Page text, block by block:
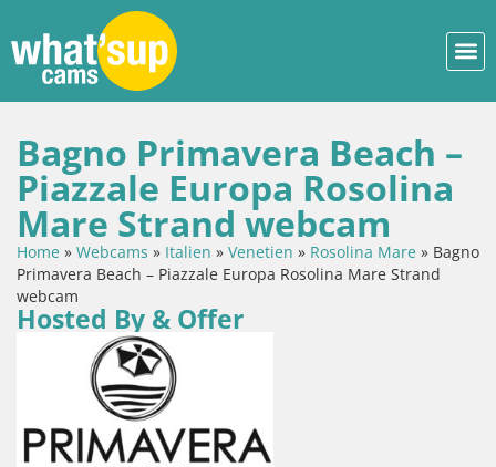
Bagno Primavera Beach –
Piazzale Europa Rosolina
Mare Strand webcam
Home » Webcams » Italien » Venetien » Rosolina Mare » Bagno
Primavera Beach – Piazzale Europa Rosolina Mare Strand
webcam
Hosted By & Offer